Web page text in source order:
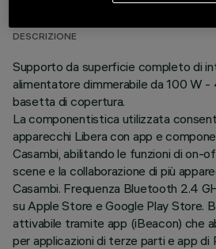
DESCRIZIONE
Supporto da superficie completo di
alimentatore dimmerabile da 100 W -
basetta di copertura.
La componentistica utilizzata
apparecchi Libera con app e
Casambi, abilitando le funzioni di on-
scene e la collaborazione di più
Casambi. Frequenza Bluetooth 2.4
su Apple Store e Google Play Store.
attivabile tramite app (iBeacon) che
per applicazioni di terze parti e app